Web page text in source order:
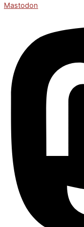
Mastodon